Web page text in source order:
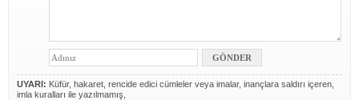
UYARI: Küfür, hakaret, rencide edici cümleler veya imalar, inançlara saldırı içeren,
imla kuralları ile yazılmamış,